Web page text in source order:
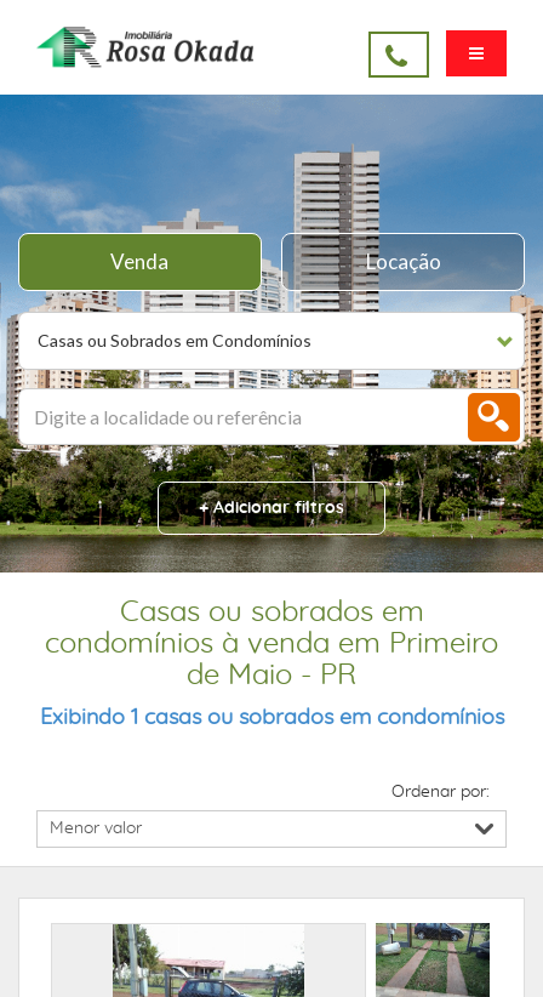
Casas ou Sobrados em Condomínios
Venda Locação
+ Adicionar filtros
Casas ou sobrados em
condomínios à venda em Primeiro
de Maio - PR
Exibindo 1 casas ou sobrados em condomínios
Ordenar por: